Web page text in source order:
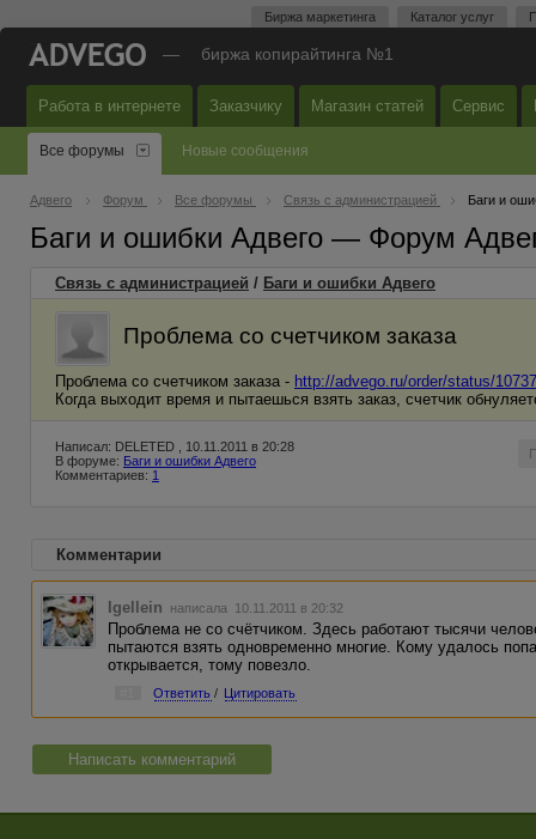
Биржа маркетинга Каталог услуг
— биржа копирайтинга №1
Работа в интернете Заказчику Магазин статей Сервис
Все форумы Новые сообщения
Адвего Форум Все форумы Связь с администрацией Баги и
Баги и ошибки Адвего — Форум
Связь с администрацией / Баги и ошибки Адвего
Проблема со счетчиком заказа
Проблема со счетчиком заказа - http://advego.ru/order/status/
Когда выходит время и пытаешься взять заказ, счетчик
Написал: DELETED , 10.11.2011 в 20:28
В форуме: Баги и ошибки Адвего
Комментариев: 1
Комментарии
Igellein написала 10.11.2011 в 20:32
Проблема не со счётчиком. Здесь работают тысячи
пытаются взять одновременно многие. Кому удалось
открывается, тому повезло.
Ответить / Цитировать
Написать комментарий